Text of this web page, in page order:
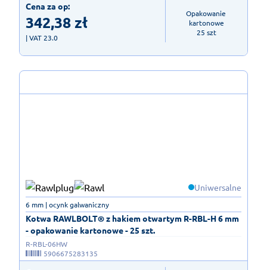
Cena za op:
342,38zł
| VAT 23.0
Opakowanie
kartonowe
25 szt
Uniwersalne
Kotwa RAWLBOLT® z hakiem otwartym R-RBL-H 6 mm
- opakowanie kartonowe - 25 szt.
6 mm | ocynk galwaniczny
R-RBL-06HW
5906675283135